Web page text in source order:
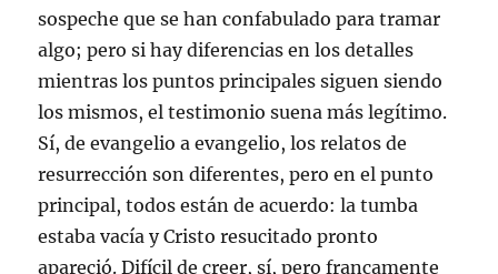
sospeche que se han confabulado para tramar
algo; pero si hay diferencias en los detalles
mientras los puntos principales siguen siendo
los mismos, el testimonio suena más legítimo.
Sí, de evangelio a evangelio, los relatos de
resurrección son diferentes, pero en el punto
principal, todos están de acuerdo: la tumba
estaba vacía y Cristo resucitado pronto
apareció. Difícil de creer, sí, pero francamente